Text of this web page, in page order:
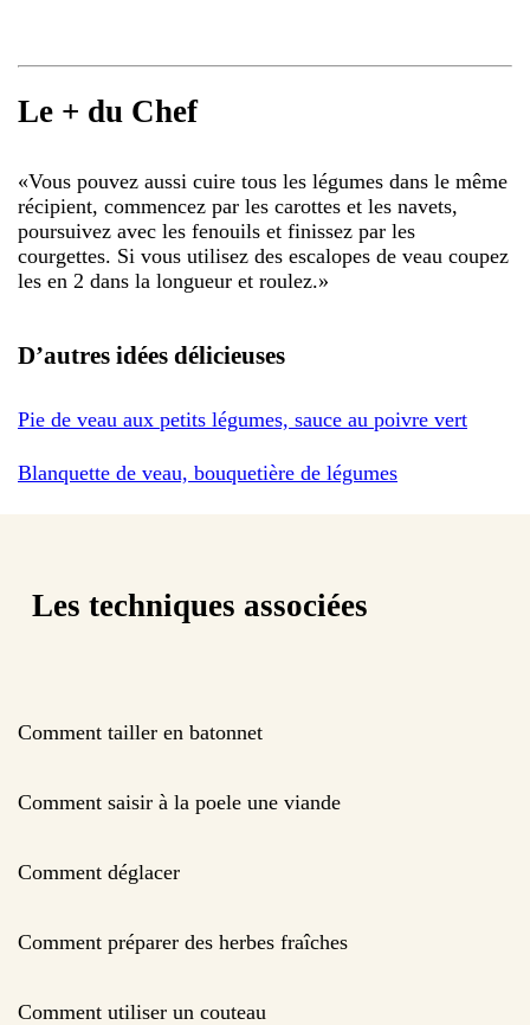
Le + du Chef
«Vous pouvez aussi cuire tous les légumes dans le même
récipient, commencez par les carottes et les navets,
poursuivez avec les fenouils et finissez par les
courgettes. Si vous utilisez des escalopes de veau coupez
les en 2 dans la longueur et roulez.»
D’autres idées délicieuses
Pie de veau aux petits légumes, sauce au poivre vert
Blanquette de veau, bouquetière de légumes
Les techniques associées
Comment tailler en batonnet
Comment saisir à la poele une viande
Comment déglacer
Comment préparer des herbes fraîches
Comment utiliser un couteau